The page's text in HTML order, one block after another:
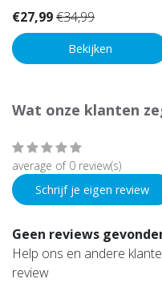
€27,99€34,99
Bekijken
Wat onze klanten
average of 0 review(s)
Schrijf je eigen review
Geen reviews
Help ons en andere
review